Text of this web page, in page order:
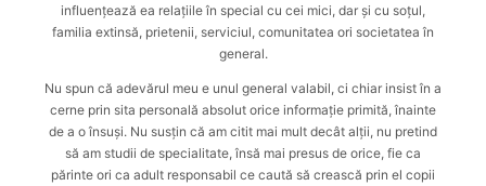
influențează ea relațiile în special cu cei mici, dar și cu soțul,
familia extinsă, prietenii, serviciul, comunitatea ori societatea în
general.
Nu spun că adevărul meu e unul general valabil, ci chiar insist în a
cerne prin sita personală absolut orice informație primită, înainte
de a o însuși. Nu susțin că am citit mai mult decât alții, nu pretind
să am studii de specialitate, însă mai presus de orice, fie ca
părinte ori ca adult responsabil ce caută să crească prin el copii